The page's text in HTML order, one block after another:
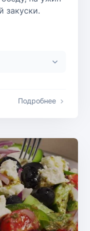
закуски.
Подробнее